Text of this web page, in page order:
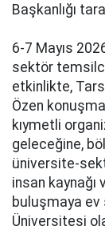
Başkanlığı
6-7 Mayıs
sektör
etkinlikte,
Özen
kıymetli
geleceğine,
üniversite-
insan kaynağı
buluşmaya ev
Üniversitesi